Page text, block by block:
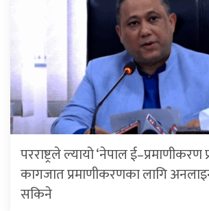
परराष्ट्रले ल्यायो ‘नेपाल ई–प्रमाणीकरण
कागजात प्रमाणीकरणका लागि
सकिने